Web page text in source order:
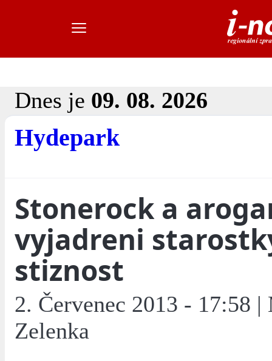
Dnes je 09. 08. 2026
Hydepark
Stonerock a
vyjadreni
stiznost
2. Červenec 2013 - 17:58
Zelenka